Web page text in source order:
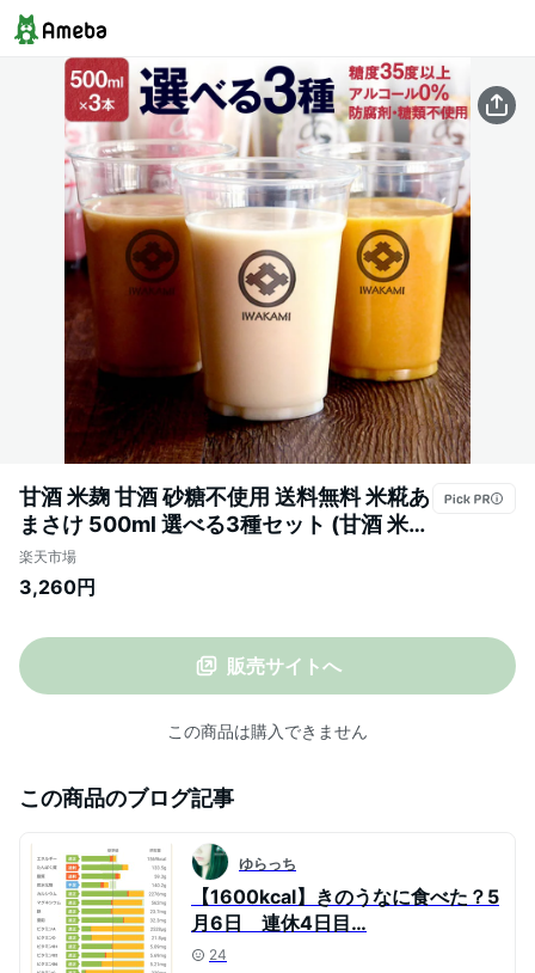
甘酒 米麹 甘酒 砂糖不使用 送料無料 米糀あ
まさけ 500ml 選べる3種セット (甘酒 米麹
砂糖不使用 ノンアルコール) 甘さけ あま酒
あまざけ こうじ甘酒 米麹 内祝い 退職祝い
祝い お取り寄せ
楽天市場
3,260円
販売サイトへ
この商品は購入できません
この商品のブログ記事
ゆらっち
【1600kcal】きのうなに食べた？5
月6日 連休4日目…
24